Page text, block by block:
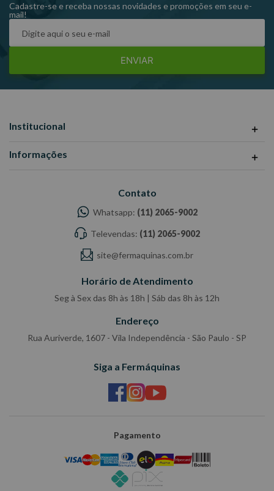
Cadastre-se e receba nossas novidades e promoções em seu e-
mail!
ENVIAR
Institucional
Informações
Contato
Whatsapp: (11) 2065-9002
Televendas: (11) 2065-9002
site@fermaquinas.com.br
Horário de Atendimento
Seg à Sex das 8h às 18h | Sáb das 8h às 12h
Endereço
Rua Auriverde, 1607 - Vila Independência - São Paulo - SP
Siga a Fermáquinas
Pagamento